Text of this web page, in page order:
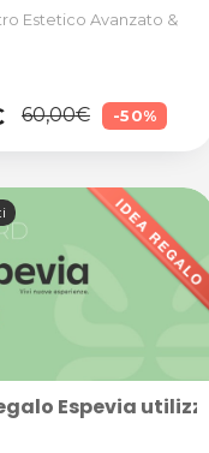
Estetico Avanzato &
60,00€ -50%
e drenante da 45
Espevia